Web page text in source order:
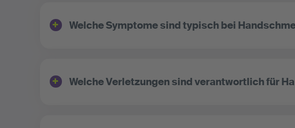
Welche Symptome sind typisch bei
Welche Verletzungen sind verantwortlich für